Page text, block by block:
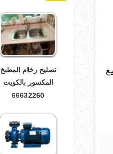
تصليح رخام المطبخ
المكسور بالكويت
66632260